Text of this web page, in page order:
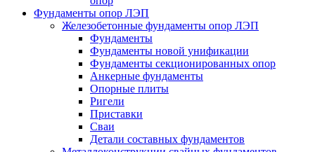
Фундаменты опор ЛЭП
Железобетонные фундаменты опор ЛЭП
Фундаменты
Фундаменты новой унификации
Фундаменты секционированных опор
Анкерные фундаменты
Опорные плиты
Ригели
Приставки
Сваи
Детали составных фундаментов